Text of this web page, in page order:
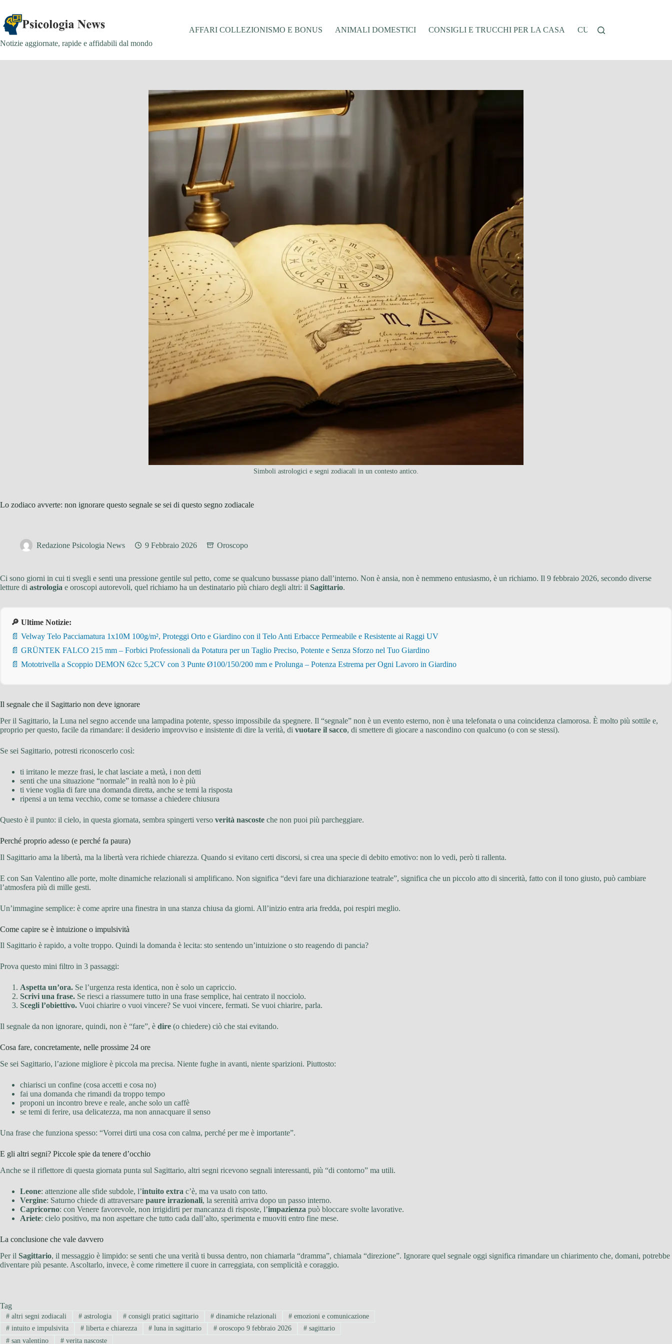
contenuto
Notizie aggiornate, rapide e affidabili dal mondo
AFFARI COLLEZIONISMO E BONUS ANIMALI DOMESTICI CONSIGLI E TRUCCHI PER LA CASA CUCINA E RICETTE
Simboli astrologici e segni zodiacali in un contesto antico.
Lo zodiaco avverte: non ignorare questo segnale se sei di questo segno zodiacale
Redazione Psicologia News 9 Febbraio 2026 Oroscopo
Ci sono giorni in cui ti svegli e senti una pressione gentile sul petto, come se qualcuno bussasse piano dall’interno. Non è ansia, non è nemmeno entusiasmo, è un richiamo. Il 9 febbraio 2026, secondo diverse
letture di astrologia e oroscopi autorevoli, quel richiamo ha un destinatario più chiaro degli altri: il Sagittario.
🔎 Ultime Notizie:
📄 Velway Telo Pacciamatura 1x10M 100g/m², Proteggi Orto e Giardino con il Telo Anti Erbacce Permeabile e Resistente ai Raggi UV
📄 GRÜNTEK FALCO 215 mm – Forbici Professionali da Potatura per un Taglio Preciso, Potente e Senza Sforzo nel Tuo Giardino
📄 Mototrivella a Scoppio DEMON 62cc 5,2CV con 3 Punte Ø100/150/200 mm e Prolunga – Potenza Estrema per Ogni Lavoro in Giardino
Il segnale che il Sagittario non deve ignorare
Per il Sagittario, la Luna nel segno accende una lampadina potente, spesso impossibile da spegnere. Il “segnale” non è un evento esterno, non è una telefonata o una coincidenza clamorosa. È molto più sottile e,
proprio per questo, facile da rimandare: il desiderio improvviso e insistente di dire la verità, di vuotare il sacco, di smettere di giocare a nascondino con qualcuno (o con se stessi).
Se sei Sagittario, potresti riconoscerlo così:
ti irritano le mezze frasi, le chat lasciate a metà, i non detti
senti che una situazione “normale” in realtà non lo è più
ti viene voglia di fare una domanda diretta, anche se temi la risposta
ripensi a un tema vecchio, come se tornasse a chiedere chiusura
Questo è il punto: il cielo, in questa giornata, sembra spingerti verso verità nascoste che non puoi più parcheggiare.
Perché proprio adesso (e perché fa paura)
Il Sagittario ama la libertà, ma la libertà vera richiede chiarezza. Quando si evitano certi discorsi, si crea una specie di debito emotivo: non lo vedi, però ti rallenta.
E con San Valentino alle porte, molte dinamiche relazionali si amplificano. Non significa “devi fare una dichiarazione teatrale”, significa che un piccolo atto di sincerità, fatto con il tono giusto, può cambiare
l’atmosfera più di mille gesti.
Un’immagine semplice: è come aprire una finestra in una stanza chiusa da giorni. All’inizio entra aria fredda, poi respiri meglio.
Come capire se è intuizione o impulsività
Il Sagittario è rapido, a volte troppo. Quindi la domanda è lecita: sto sentendo un’intuizione o sto reagendo di pancia?
Prova questo mini filtro in 3 passaggi:
Aspetta un’ora. Se l’urgenza resta identica, non è solo un capriccio.
Scrivi una frase. Se riesci a riassumere tutto in una frase semplice, hai centrato il nocciolo.
Scegli l’obiettivo. Vuoi chiarire o vuoi vincere? Se vuoi vincere, fermati. Se vuoi chiarire, parla.
Il segnale da non ignorare, quindi, non è “fare”, è dire (o chiedere) ciò che stai evitando.
Cosa fare, concretamente, nelle prossime 24 ore
Se sei Sagittario, l’azione migliore è piccola ma precisa. Niente fughe in avanti, niente sparizioni. Piuttosto:
chiarisci un confine (cosa accetti e cosa no)
fai una domanda che rimandi da troppo tempo
proponi un incontro breve e reale, anche solo un caffè
se temi di ferire, usa delicatezza, ma non annacquare il senso
Una frase che funziona spesso: “Vorrei dirti una cosa con calma, perché per me è importante”.
E gli altri segni? Piccole spie da tenere d’occhio
Anche se il riflettore di questa giornata punta sul Sagittario, altri segni ricevono segnali interessanti, più “di contorno” ma utili.
Leone: attenzione alle sfide subdole, l’intuito extra c’è, ma va usato con tatto.
Vergine: Saturno chiede di attraversare paure irrazionali, la serenità arriva dopo un passo interno.
Capricorno: con Venere favorevole, non irrigidirti per mancanza di risposte, l’impazienza può bloccare svolte lavorative.
Ariete: cielo positivo, ma non aspettare che tutto cada dall’alto, sperimenta e muoviti entro fine mese.
La conclusione che vale davvero
Per il Sagittario, il messaggio è limpido: se senti che una verità ti bussa dentro, non chiamarla “dramma”, chiamala “direzione”. Ignorare quel segnale oggi significa rimandare un chiarimento che, domani, potrebbe
diventare più pesante. Ascoltarlo, invece, è come rimettere il cuore in carreggiata, con semplicità e coraggio.
Tag
#altri segni zodiacali #astrologia # consigli pratici sagittario # dinamiche relazionali # emozioni e comunicazione
#intuito e impulsivita #liberta e chiarezza # luna in sagittario # oroscopo 9 febbraio 2026 # sagittario
#san valentino #verita nascoste